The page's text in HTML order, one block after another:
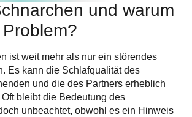
und warum
ist weit mehr als nur ein störendes
Es kann die Schlafqualität des
und die des Partners erheblich
bleibt die Bedeutung des
unbeachtet, obwohl es ein Hinweis